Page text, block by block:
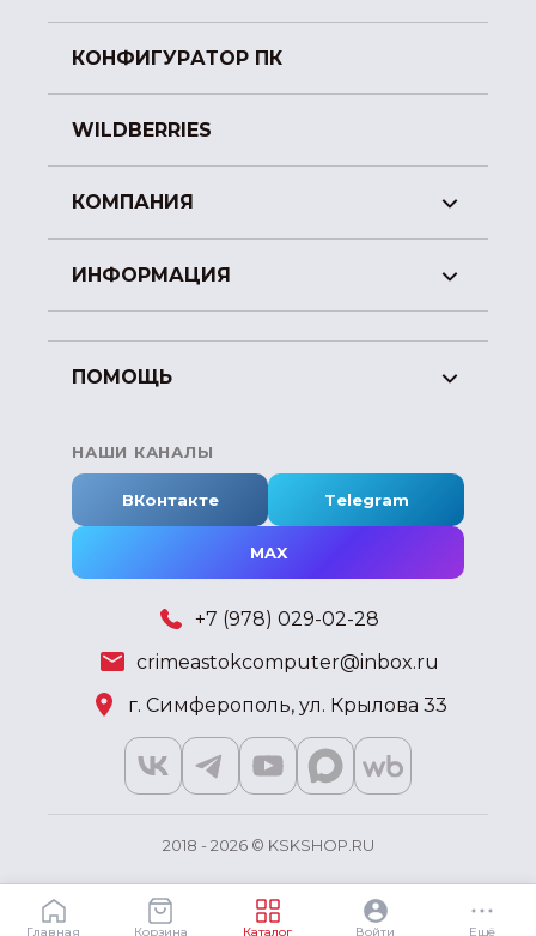
Главная Корзина Каталог Войти Ещё
КОНФИГУРАТОР ПК
WILDBERRIES
КОМПАНИЯ
ИНФОРМАЦИЯ
ПОМОЩЬ
НАШИ КАНАЛЫ
ВКонтакте Telegram
MAX
+7 (978) 029-02-28
crimeastokcomputer@inbox.ru
г. Симферополь, ул. Крылова 33
2018 - 2026 © KSKSHOP.RU